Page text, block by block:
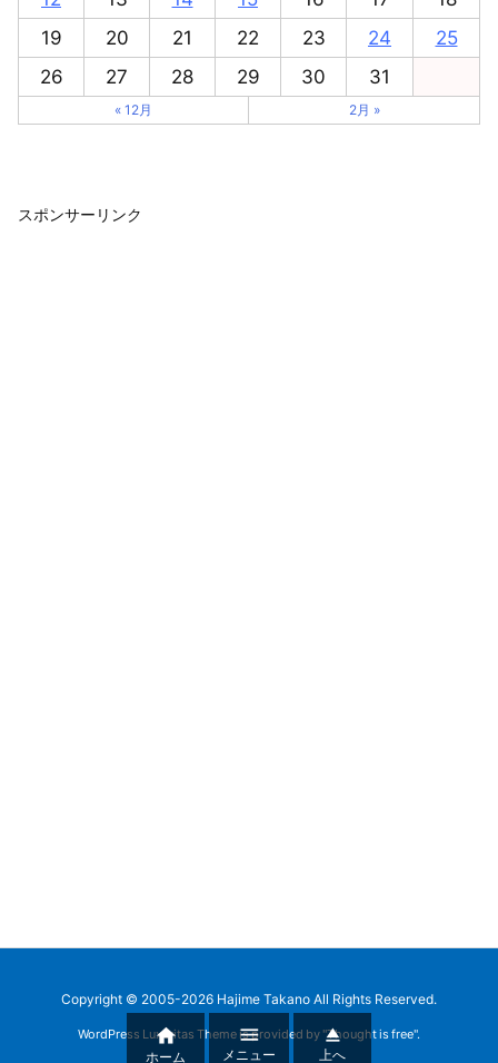
19
20 21 22 23 24
25
26
27 28 29 30 31
« 12月 2月 »
スポンサーリンク
Copyright © 2005-2026 Hajime Takano All Rights Reserved.
WordPress Luxeritas Theme is provided by "Thought is free".

ホーム

メニュー

上へ